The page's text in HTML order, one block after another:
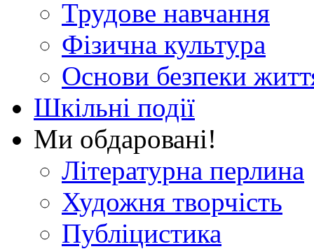
Трудове навчання
Фізична культура
Основи безпеки
Шкільні події
Ми обдаровані!
Літературна перлина
Художня творчість
Публіцистика